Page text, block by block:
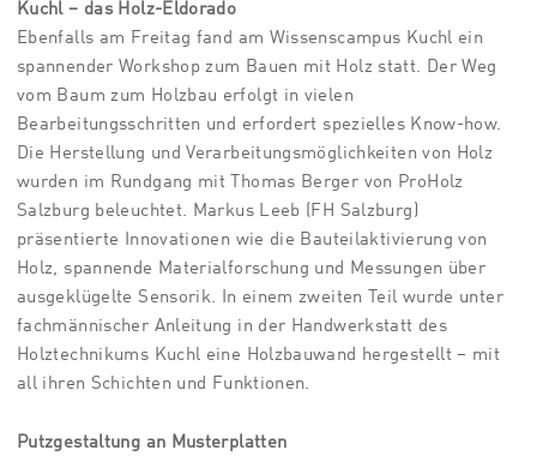
Kuchl – das Holz-Eldorado
Ebenfalls am Freitag fand am Wissenscampus Kuchl ein
spannender Workshop zum Bauen mit Holz statt. Der Weg
vom Baum zum Holzbau erfolgt in vielen
Bearbeitungsschritten und erfordert spezielles Know-how.
Die Herstellung und Verarbeitungsmöglichkeiten von Holz
wurden im Rundgang mit Thomas Berger von ProHolz
Salzburg beleuchtet. Markus Leeb (FH Salzburg)
präsentierte Innovationen wie die Bauteilaktivierung von
Holz, spannende Materialforschung und Messungen über
ausgeklügelte Sensorik. In einem zweiten Teil wurde unter
fachmännischer Anleitung in der Handwerkstatt des
Holztechnikums Kuchl eine Holzbauwand hergestellt – mit
all ihren Schichten und Funktionen.
Putzgestaltung an Musterplatten